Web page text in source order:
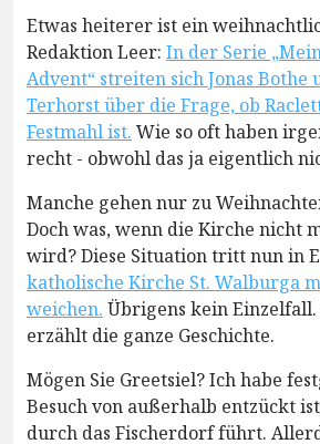
Etwas heiterer ist ein
Redaktion Leer: In der Serie
Advent“ streiten sich Jonas Bothe
Terhorst über die Frage, ob
Festmahl ist. Wie so oft haben
recht - obwohl das ja eigentlich
Manche gehen nur zu
Doch was, wenn die Kirche nicht
wird? Diese Situation tritt nun in
katholische Kirche St. Walburga
weichen. Übrigens kein Einzelfall.
erzählt die ganze Geschichte.
Mögen Sie Greetsiel? Ich habe
Besuch von außerhalb entzückt
durch das Fischerdorf führt.